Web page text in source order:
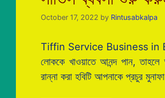
October 17, 2022 by Rintusabkalpa
Tiffin Service Business in
লোককে খাওয়াতে আনন্দ পান,
রান্না করা হবিটি আপনাকে প্রচুর